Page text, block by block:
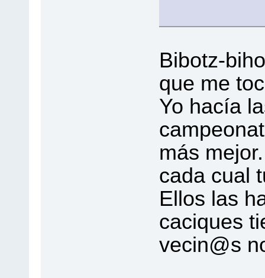
Bibotz-
que me
Yo hacía
más
cada cual
Ellos las
caciques
vecin@s